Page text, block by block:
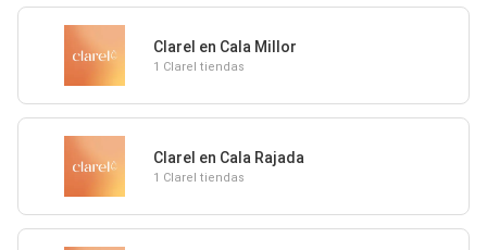
Clarel en Cala Millor
1 Clarel tiendas
Clarel en Cala Rajada
1 Clarel tiendas